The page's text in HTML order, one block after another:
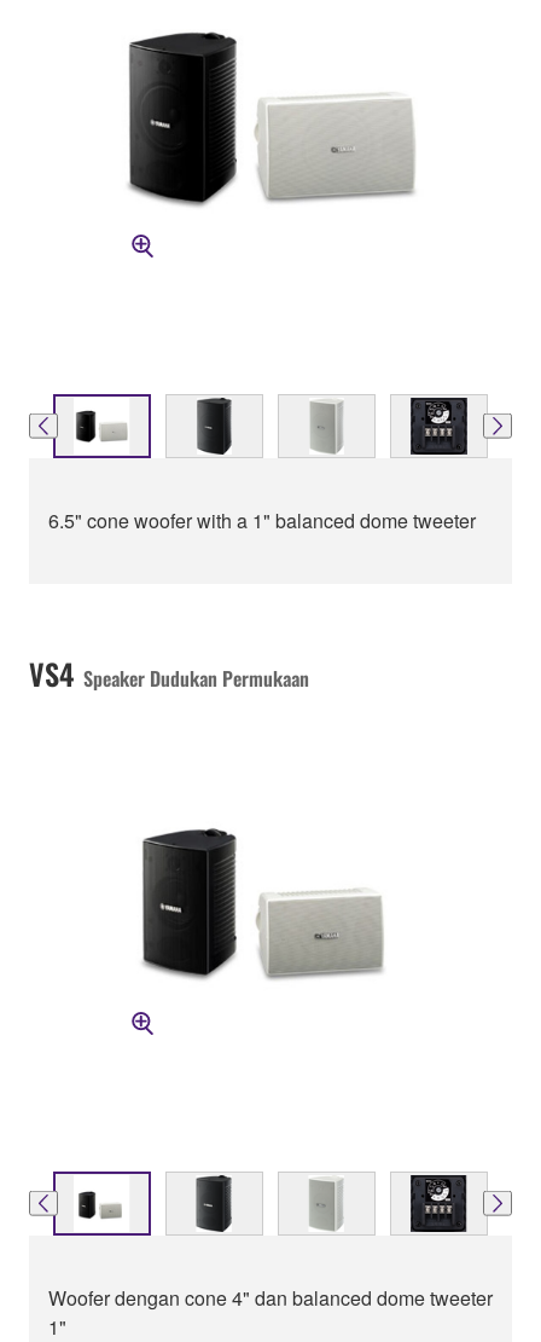
6.5" cone woofer with a 1" balanced dome tweeter
VS4 Speaker Dudukan Permukaan
Woofer dengan cone 4" dan balanced dome tweeter
1"